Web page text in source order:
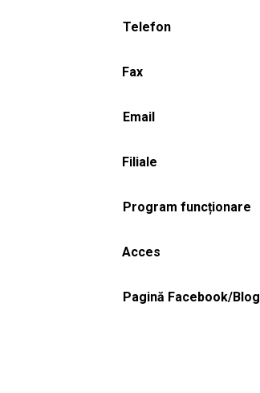
Telefon
Fax
Email
Filiale
Program funcționare
Acces
Pagină Facebook/Blog